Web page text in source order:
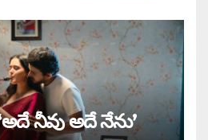
నీవు అదే నేను’